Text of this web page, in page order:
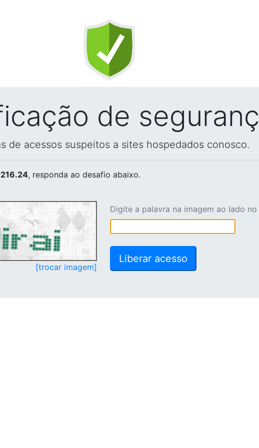
de
de acessos suspeitos a sites hospedados conosco.
, responda ao desafio abaixo.
[trocar imagem]
Digite a palavra na imagem ao lado